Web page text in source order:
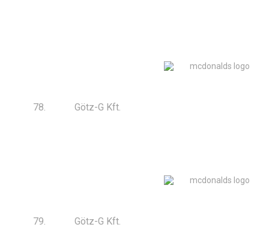
78. Götz-G Kft.
79. Götz-G Kft.